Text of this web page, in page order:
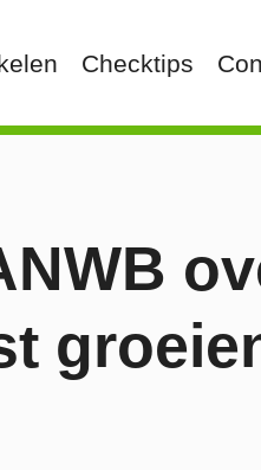
Checktips